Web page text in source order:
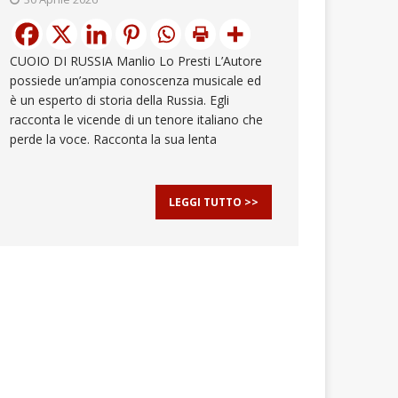
CUOIO DI RUSSIA Manlio Lo Presti L’Autore
possiede un’ampia conoscenza musicale ed
è un esperto di storia della Russia. Egli
racconta le vicende di un tenore italiano che
perde la voce. Racconta la sua lenta
LEGGI TUTTO >>